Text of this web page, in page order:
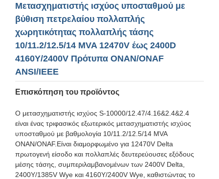
Μετασχηματιστής ισχύος υποσταθμού με
βύθιση πετρελαίου πολλαπλής
χωρητικότητας πολλαπλής τάσης
10/11.2/12.5/14 MVA 12470V έως 2400D
4160Y/2400V Πρότυπα ONAN/ONAF
ANSI/IEEE
Επισκόπηση του προϊόντος
Ο μετασχηματιστής ισχύος S-10000/12.47/4.16&2.4&2.4
είναι ένας τριφασικός εξωτερικός μετασχηματιστής ισχύος
υποσταθμού με βαθμολογία 10/11.2/12.5/14 MVA
ONAN/ONAF.Είναι διαμορφωμένο για 12470V Delta
πρωτογενή είσοδο και πολλαπλές δευτερεύουσες εξόδους
μέσης τάσης, συμπεριλαμβανομένων των 2400V Delta,
2400Y/1385V Wye και 4160Y/2400V Wye, καθιστώντας το